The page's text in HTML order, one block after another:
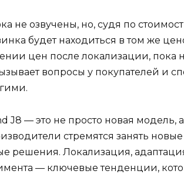
не озвучены, но, судя по
будет находиться в том же
цен после локализации, пока
вопросы у покупателей и
J8 — это не просто новая модель,
стремятся занять
решения. Локализация,
— ключевые тенденции,